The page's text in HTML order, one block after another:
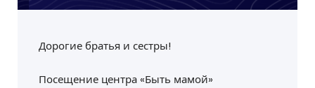
Дорогие братья и сестры!
Посещение центра «Быть мамой»